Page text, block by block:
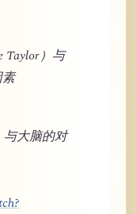
Taylor）与
大脑的对